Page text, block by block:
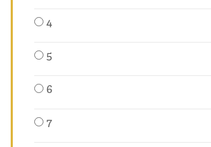
4
5
6
7